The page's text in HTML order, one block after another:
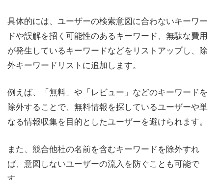
具体的には、ユーザーの検索意図に合わないキーワー
ドや誤解を招く可能性のあるキーワード、無駄な費用
が発生しているキーワードなどをリストアップし、除
外キーワードリストに追加します。
例えば、「無料」や「レビュー」などのキーワードを
除外することで、無料情報を探しているユーザーや単
なる情報収集を目的としたユーザーを避けられます。
また、競合他社の名前を含むキーワードを除外すれ
ば、意図しないユーザーの流入を防ぐことも可能で